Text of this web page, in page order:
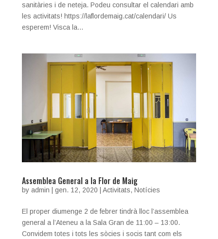
sanitàries i de neteja. Podeu consultar el calendari amb
les activitats! https://laflordemaig.cat/calendari/ Us
esperem! Visca la...
Assemblea General a la Flor de Maig
by admin gen. 12, 2020 Activitats, Notícies
El proper diumenge 2 de febrer tindrà lloc l’assemblea
general a l’Ateneu a la Sala Gran de 11:00 – 13:00.
Convidem totes i tots les sòcies i socis tant com els